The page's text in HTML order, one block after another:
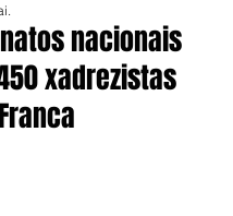
nacionais
xadrezistas